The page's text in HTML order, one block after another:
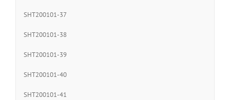
SHT200101-37
SHT200101-38
SHT200101-39
SHT200101-40
SHT200101-41